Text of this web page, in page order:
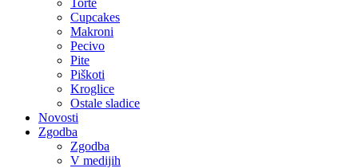
Torte
Cupcakes
Makroni
Pecivo
Pite
Piškoti
Kroglice
Ostale sladice
Novosti
Zgodba
Zgodba
V medijih